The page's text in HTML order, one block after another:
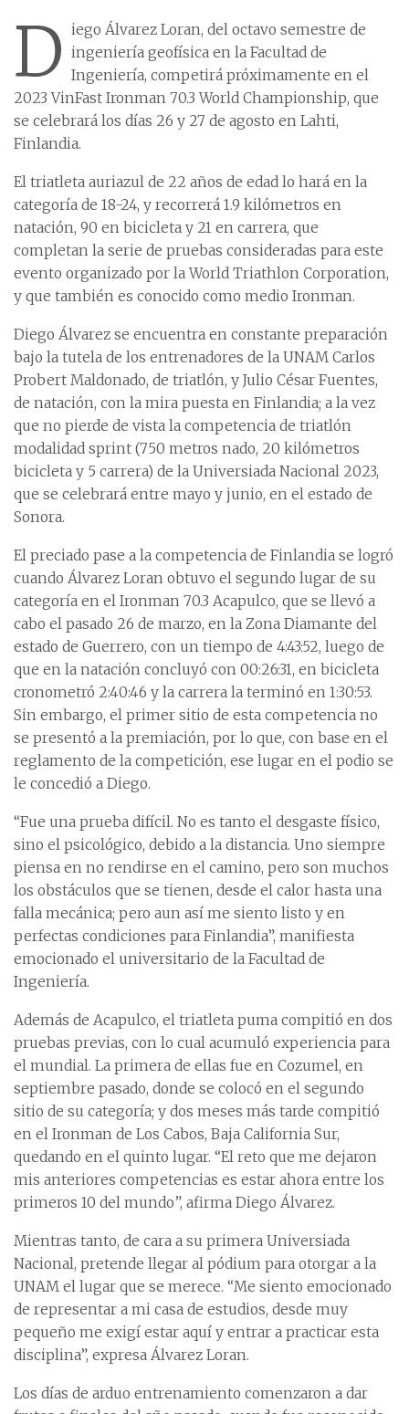
D
iego Álvarez Loran, del octavo semestre de
ingeniería geofísica en la Facultad de
Ingeniería, competirá próximamente en el
2023 VinFast Ironman 70.3 World Championship, que
se celebrará los días 26 y 27 de agosto en Lahti,
Finlandia.
El triatleta auriazul de 22 años de edad lo hará en la
categoría de 18-24, y recorrerá 1.9 kilómetros en
natación, 90 en bicicleta y 21 en carrera, que
completan la serie de pruebas consideradas para este
evento organizado por la World Triathlon Corporation,
y que también es conocido como medio Ironman.
Diego Álvarez se encuentra en constante preparación
bajo la tutela de los entrenadores de la UNAM Carlos
Probert Maldonado, de triatlón, y Julio César Fuentes,
de natación, con la mira puesta en Finlandia; a la vez
que no pierde de vista la competencia de triatlón
modalidad sprint (750 metros nado, 20 kilómetros
bicicleta y 5 carrera) de la Universiada Nacional 2023,
que se celebrará entre mayo y junio, en el estado de
Sonora.
El preciado pase a la competencia de Finlandia se logró
cuando Álvarez Loran obtuvo el segundo lugar de su
categoría en el Ironman 70.3 Acapulco, que se llevó a
cabo el pasado 26 de marzo, en la Zona Diamante del
estado de Guerrero, con un tiempo de 4:43:52, luego de
que en la natación concluyó con 00:26:31, en bicicleta
cronometró 2:40:46 y la carrera la terminó en 1:30:53.
Sin embargo, el primer sitio de esta competencia no
se presentó a la premiación, por lo que, con base en el
reglamento de la competición, ese lugar en el podio se
le concedió a Diego.
“Fue una prueba difícil. No es tanto el desgaste físico,
sino el psicológico, debido a la distancia. Uno siempre
piensa en no rendirse en el camino, pero son muchos
los obstáculos que se tienen, desde el calor hasta una
falla mecánica; pero aun así me siento listo y en
perfectas condiciones para Finlandia”, manifiesta
emocionado el universitario de la Facultad de
Ingeniería.
Además de Acapulco, el triatleta puma compitió en dos
pruebas previas, con lo cual acumuló experiencia para
el mundial. La primera de ellas fue en Cozumel, en
septiembre pasado, donde se colocó en el segundo
sitio de su categoría; y dos meses más tarde compitió
en el Ironman de Los Cabos, Baja California Sur,
quedando en el quinto lugar. “El reto que me dejaron
mis anteriores competencias es estar ahora entre los
primeros 10 del mundo”, afirma Diego Álvarez.
Mientras tanto, de cara a su primera Universiada
Nacional, pretende llegar al pódium para otorgar a la
UNAM el lugar que se merece. “Me siento emocionado
de representar a mi casa de estudios, desde muy
pequeño me exigí estar aquí y entrar a practicar esta
disciplina”, expresa Álvarez Loran.
Los días de arduo entrenamiento comenzaron a dar